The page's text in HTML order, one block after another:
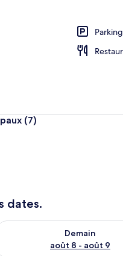
(7)
dates.
- août 8
Demain
août 8 - août 9
la disponibilité pour